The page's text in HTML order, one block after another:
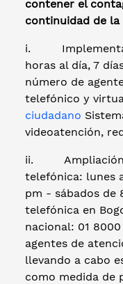
contener el
continuidad de la
i.
horas al día, 7
número de
telefónico y
ciudadano
videoatención,
ii. Ampliación
telefónica: lunes
pm - sábados de
telefónica en
nacional: 01
agentes de
llevando a cabo
como medida de